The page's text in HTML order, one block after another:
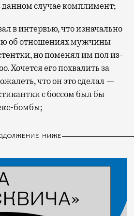
данном случае комплимент;
в интервью, что изначально
об отношениях мужчины-
но поменял им пол из-
Хочется его похвалить за
что он это сделал —
с боссом был бы
бомбы;
НИЖЕ